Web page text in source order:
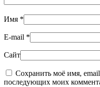
Имя *
E-mail *
Сайт
Сохранить моё имя, email
последующих моих